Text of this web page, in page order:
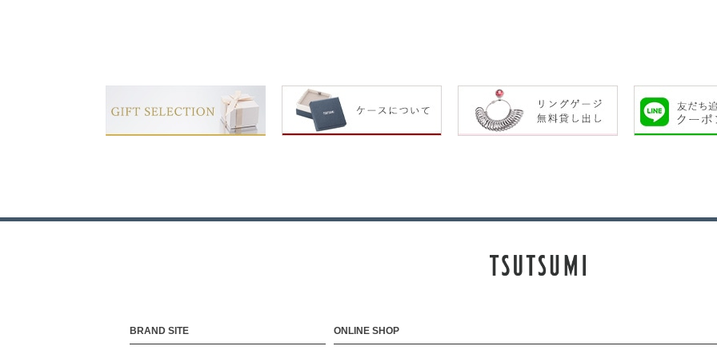
BRAND SITE ONLINE SHOP